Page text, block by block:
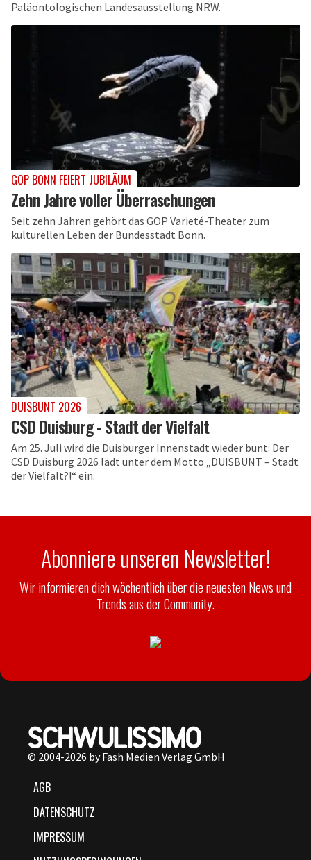
Paläontologischen Landesausstellung NRW.
GOP BONN FEIERT JUBILÄUM
Zehn Jahre voller Überraschungen
Seit zehn Jahren gehört das GOP Varieté-Theater zum
kulturellen Leben der Bundesstadt Bonn.
DUISBUNT 2026
CSD Duisburg - Stadt der Vielfalt
Am 25. Juli wird die Duisburger Innenstadt wieder bunt: Der
CSD Duisburg 2026 lädt unter dem Motto „DUISBUNT – Stadt
der Vielfalt?!“ ein.
Abonniere unseren Newsletter!
Wir informieren dich wöchentlich über die neuesten News und
Trends aus der Community.
© 2004-2026 by Fash Medien Verlag GmbH
AGB
DATENSCHUTZ
IMPRESSUM